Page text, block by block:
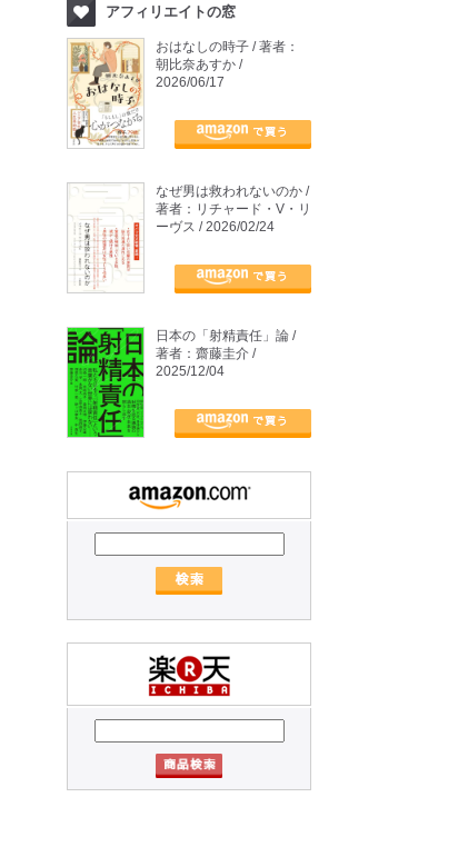
アフィリエイトの窓
おはなしの時子 / 著者：
朝比奈あすか /
2026/06/17
なぜ男は救われないのか /
著者：リチャード・V・リ
ーヴス / 2026/02/24
日本の「射精責任」論 /
著者：齋藤圭介 /
2025/12/04